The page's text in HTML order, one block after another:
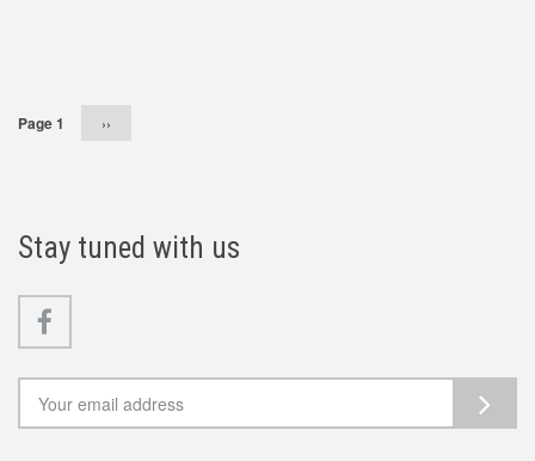
Page 1 Následující
››
Stay tuned with us